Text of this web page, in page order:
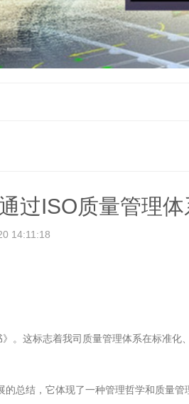
过ISO质量管理
14:11:18
。这标志着我司质量管理体系在标准化
总结，它体现了一种管理哲学和质量